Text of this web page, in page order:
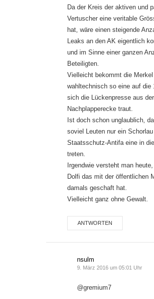
Da der Kreis der aktiven und
Vertuscher eine veritable
hat, wäre einen steigende
Leaks an den AK eigentlich
und im Sinne einer ganzen
Beteiligten.
Vielleicht bekommt die Merkel
wahltechnisch so eine auf die
sich die Lückenpresse aus der
Nachplapperecke traut.
Ist doch schon unglaublich,
soviel Leuten nur ein
Staatsschutz-Antifa eine in
treten.
Irgendwie versteht man
Dolfi das mit der öffentlichen
damals geschaft hat.
Vielleicht ganz ohne Gewalt.
ANTWORTEN
nsulm
9. März 2016 um 05:01 Uhr
@gremium7